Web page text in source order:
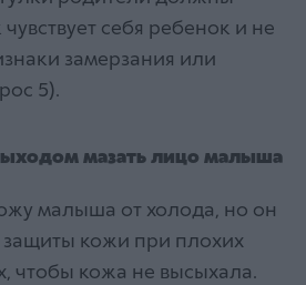
чувствует себя ребенок и не
замерзания или
5).
мазать лицо малыша
малыша от холода, но он
защиты кожи при плохих
чтобы кожа не высыхала.